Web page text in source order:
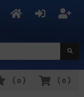
( 0 )
( 0 )